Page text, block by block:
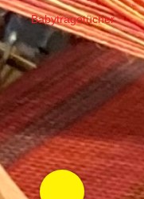
Babytragetücher